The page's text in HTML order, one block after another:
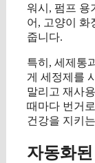
워시, 펌프 용
어, 고양이 화
줍니다.
특히, 세제통
게 세정제를
말리고 재사
때마다 번거
건강을 지키
자동화